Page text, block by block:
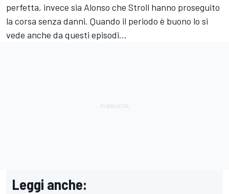
perfetta, invece sia Alonso che Stroll hanno proseguito
la corsa senza danni. Quando il periodo è buono lo si
vede anche da questi episodi...
Leggi anche: